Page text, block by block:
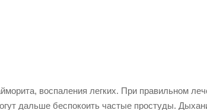
воспаления легких. При правильном
дальше беспокоить частые простуды.